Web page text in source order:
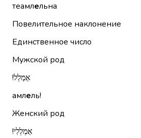
теамлельна
Повелительное наклонение
Единственное число
Мужской род
אַמְלֵל!‏
амлель!
Женский род
אַמְלְלִי!‏